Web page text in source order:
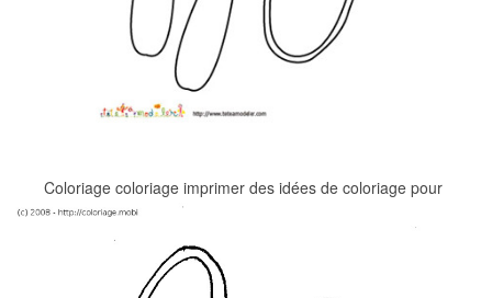
Coloriage coloriage imprimer des idées de coloriage pour